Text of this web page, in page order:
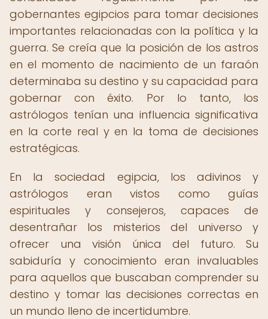
gobernantes egipcios para tomar decisiones
importantes relacionadas con la política y la
guerra. Se creía que la posición de los astros
en el momento de nacimiento de un faraón
determinaba su destino y su capacidad para
gobernar con éxito. Por lo tanto, los
astrólogos tenían una influencia significativa
en la corte real y en la toma de decisiones
estratégicas.
En la sociedad egipcia, los adivinos y
astrólogos eran vistos como guías
espirituales y consejeros, capaces de
desentrañar los misterios del universo y
ofrecer una visión única del futuro. Su
sabiduría y conocimiento eran invaluables
para aquellos que buscaban comprender su
destino y tomar las decisiones correctas en
un mundo lleno de incertidumbre.